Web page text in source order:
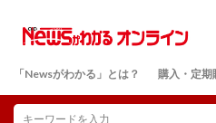
「Newsがわかる」とは？ 購入・定期
検索